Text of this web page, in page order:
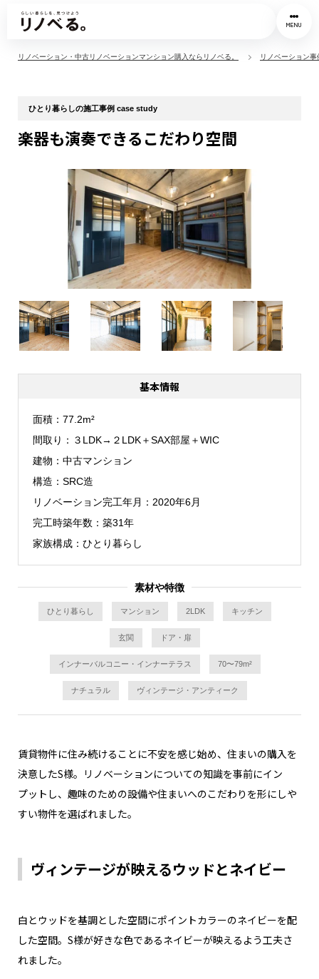
MENU
リノベーション・中古リノベーションマンション購入ならリノベる。 リノベーション事
ひとり暮らしの施工事例 case study
楽器も演奏できるこだわり空間
賃貸物件に住み続けることに不安を感じ始め、住まいの購入を
決意したS様。リノベーションについての知識を事前にイン
プットし、趣味のための設備や住まいへのこだわりを形にしや
すい物件を選ばれました。
ヴィンテージが映えるウッドとネイビー
白とウッドを基調とした空間にポイントカラーのネイビーを配
した空間。S様が好きな色であるネイビーが映えるよう工夫さ
れました。
基本情報
面積
77.2m²
間取り
３LDK→２LDK＋SAX部屋＋WIC
建物
中古マンション
構造
SRC造
リノベーション完工年月
2020年6月
完工時築年数
築31年
家族構成
ひとり暮らし
素材や特徴
ひとり暮らし マンション 2LDK キッチン
玄関 ドア・扉
インナーバルコニー・インナーテラス 70〜79m²
ナチュラル ヴィンテージ・アンティーク